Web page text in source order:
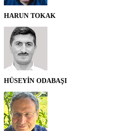
HARUN TOKAK
HÜSEYİN ODABAŞI